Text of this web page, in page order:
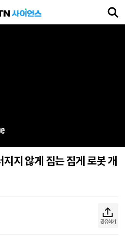
지 않게 집는 집게 로봇 개
공유하기